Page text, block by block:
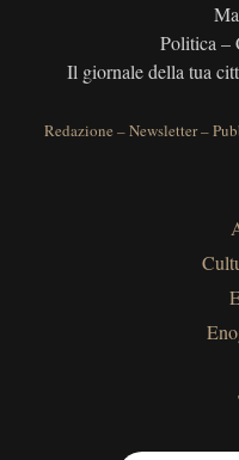
Politica –
Il giornale della tua
Redazione –Newsletter–